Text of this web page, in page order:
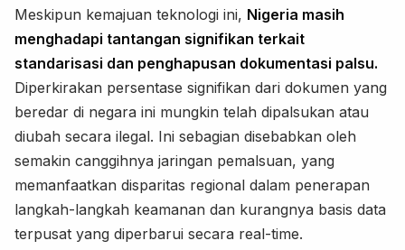
Meskipun kemajuan teknologi ini, Nigeria masih
menghadapi tantangan signifikan terkait
standarisasi dan penghapusan dokumentasi palsu.
Diperkirakan persentase signifikan dari dokumen yang
beredar di negara ini mungkin telah dipalsukan atau
diubah secara ilegal. Ini sebagian disebabkan oleh
semakin canggihnya jaringan pemalsuan, yang
memanfaatkan disparitas regional dalam penerapan
langkah-langkah keamanan dan kurangnya basis data
terpusat yang diperbarui secara real-time.